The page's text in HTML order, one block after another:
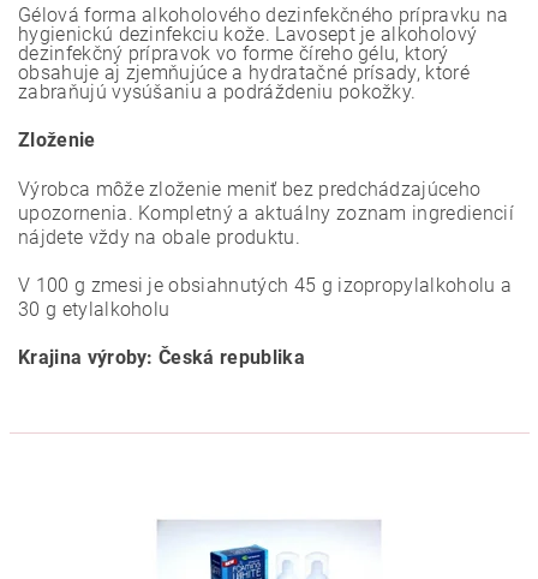
Gélová forma alkoholového dezinfekčného prípravku na
hygienickú dezinfekciu kože. Lavosept je alkoholový
dezinfekčný prípravok vo forme číreho gélu, ktorý
obsahuje aj zjemňujúce a hydratačné prísady, ktoré
zabraňujú vysúšaniu a podráždeniu pokožky.
Zloženie
Výrobca môže zloženie meniť bez predchádzajúceho
upozornenia. Kompletný a aktuálny zoznam ingrediencií
nájdete vždy na obale produktu.
V 100 g zmesi je obsiahnutých 45 g izopropylalkoholu a
30 g etylalkoholu
Krajina výroby: Česká republika